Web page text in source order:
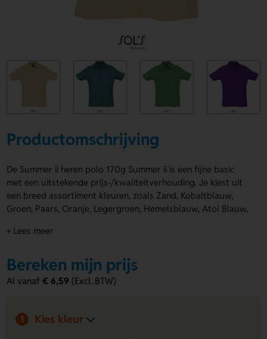
Productomschrijving
De Summer ii heren polo 170g Summer ii is een fijne basic
met een uitstekende prijs-/kwaliteitverhouding. Je kiest uit
een breed assortiment kleuren, zoals Zand, Kobaltblauw,
Groen, Paars, Oranje, Legergroen, Hemelsblauw, Atol Blauw,
Blauw, Zwart, Wit, Asgrijs en Roze. De Summer ii heren polo
kraag, versteviging in de nek en een nette 3-knoopsluiting.
Ook ideaal voor Voorzijde, Achterzijde, Borst, Rechterarm,
Arm left, Front (270 x 270 mm), Back (270 x 270 mm), Chest
70 mm) voor het aanbrengen van een logo, naam of eigen
ontwerp. Bestel of vraag een prijs op.
+ Lees meer
Bereken mijn prijs
Al vanaf€ 6,59 (Excl. BTW)
1 Kies kleur